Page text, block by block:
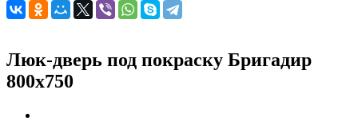
Люк-дверь под покраску Бригадир
800х750